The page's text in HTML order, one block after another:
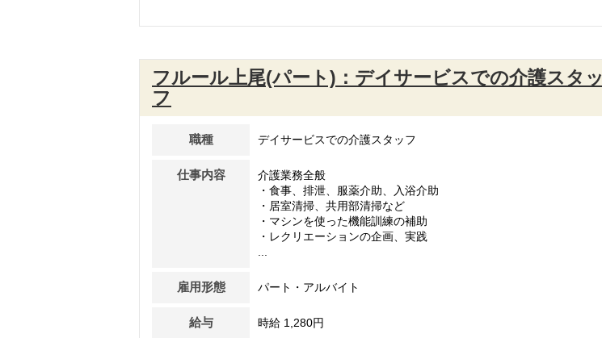
フルール上尾(パート)：デイサービスでの介護スタッ
フ
職種 デイサービスでの介護スタッフ
仕事内容
介護業務全般
・食事、排泄、服薬介助、入浴介助
・居室清掃、共用部清掃など
・マシンを使った機能訓練の補助
・レクリエーションの企画、実践
...
雇用形態 パート・アルバイト
給与 時給 1,280円